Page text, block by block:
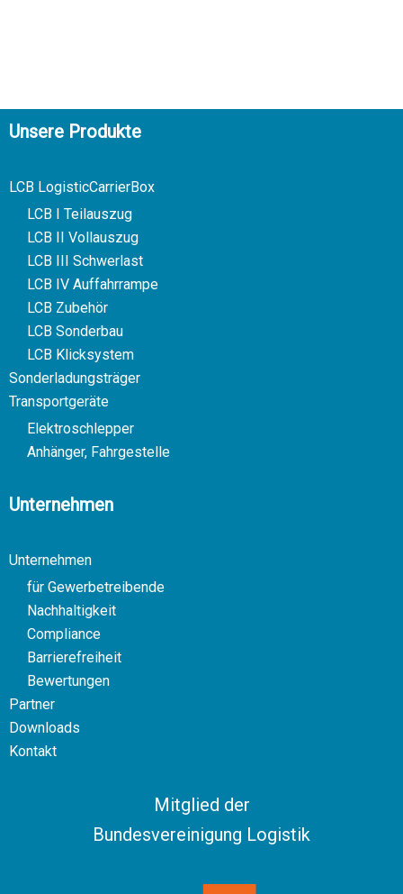
Unsere Produkte
LCB LogisticCarrierBox
LCB I Teilauszug
LCB II Vollauszug
LCB III Schwerlast
LCB IV Auffahrrampe
LCB Zubehör
LCB Sonderbau
LCB Klicksystem
Sonderladungsträger
Transportgeräte
Elektroschlepper
Anhänger, Fahrgestelle
Unternehmen
Unternehmen
für Gewerbetreibende
Nachhaltigkeit
Compliance
Barrierefreiheit
Bewertungen
Partner
Downloads
Kontakt
Mitglied der
Bundesvereinigung Logistik